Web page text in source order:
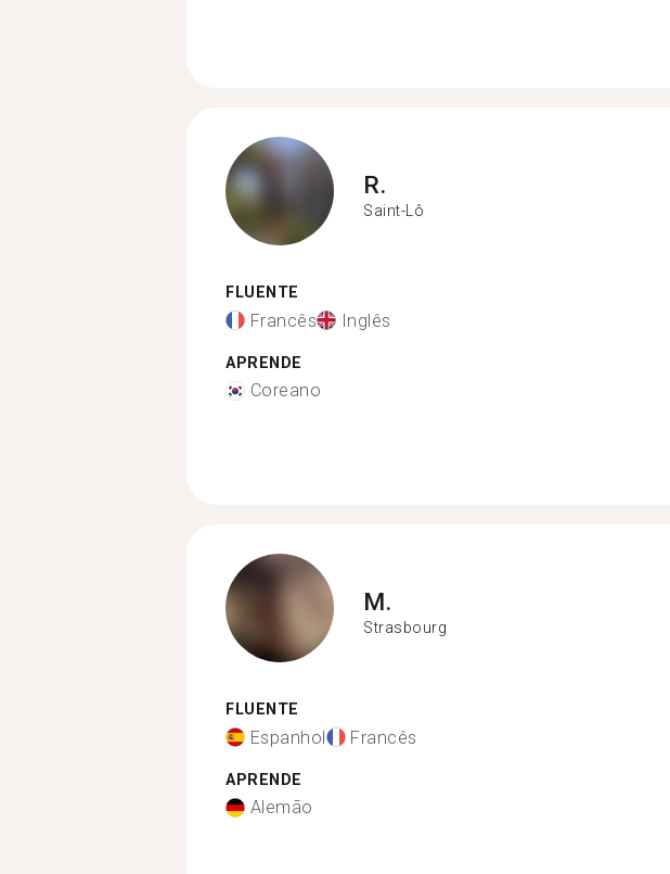
R.
Saint-Lô
FLUENTE
Francês Inglês
APRENDE
Coreano
M.
Strasbourg
FLUENTE
Espanhol Francês
APRENDE
Alemão